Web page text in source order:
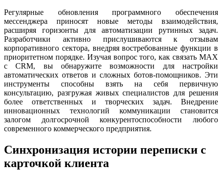
Регулярные обновления программного обеспечения
мессенджера приносят новые методы взаимодействия,
расширяя горизонты для автоматизации рутинных задач.
Разработчики активно прислушиваются к отзывам
корпоративного сектора, внедряя востребованные функции в
приоритетном порядке. Изучая вопрос того, как связать MAX
с CRM, вы обнаружите возможности для настройки
автоматических ответов и сложных ботов-помощников. Эти
инструменты способны взять на себя первичную
консультацию, разгружая живых специалистов для решения
более ответственных и творческих задач. Внедрение
инновационных технологий коммуникации становится
залогом долгосрочной конкурентоспособности любого
современного коммерческого предприятия.
Синхронизация истории переписки с
карточкой клиента